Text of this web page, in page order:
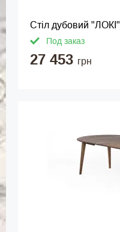
Стіл дубовий "ЛОКІ"
Под заказ
27 453 грн